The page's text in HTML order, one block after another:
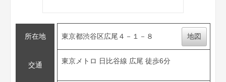
所在地 東京都渋谷区広尾４－１－８ 地図
交通
東京メトロ 日比谷線 広尾 徒歩6分